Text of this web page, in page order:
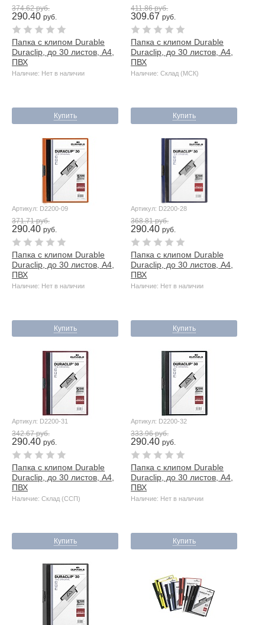
374.62 руб.
290.40 руб.
Папка с клипом Durable
Duraclip, до 30 листов, А4,
ПВХ
Наличие: Нет в наличии
Купить
411.86 руб.
309.67руб.
Папка с клипом Durable
Duraclip, до 30 листов, А4,
ПВХ
Наличие: Склад (МСК)
Купить
Артикул: D2200-09
371.71 руб.
290.40 руб.
Папка с клипом Durable
Duraclip, до 30 листов, А4,
ПВХ
Наличие: Нет в наличии
Купить
Артикул: D2200-28
368.81 руб.
290.40руб.
Папка с клипом Durable
Duraclip, до 30 листов, А4,
ПВХ
Наличие: Нет в наличии
Купить
Артикул: D2200-31
342.67 руб.
290.40 руб.
Папка с клипом Durable
Duraclip, до 30 листов, А4,
ПВХ
Наличие: Склад (ССП)
Купить
Артикул: D2200-32
333.96 руб.
290.40руб.
Папка с клипом Durable
Duraclip, до 30 листов, А4,
ПВХ
Наличие: Нет в наличии
Купить